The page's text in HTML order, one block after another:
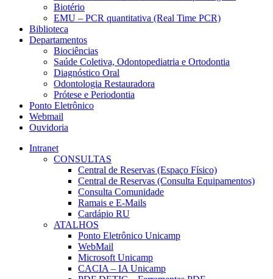
Biotério
EMU – PCR quantitativa (Real Time PCR)
Biblioteca
Departamentos
Biociências
Saúde Coletiva, Odontopediatria e Ortodontia
Diagnóstico Oral
Odontologia Restauradora
Prótese e Periodontia
Ponto Eletrônico
Webmail
Ouvidoria
Intranet
CONSULTAS
Central de Reservas (Espaço Físico)
Central de Reservas (Consulta Equipamentos)
Consulta Comunidade
Ramais e E-Mails
Cardápio RU
ATALHOS
Ponto Eletrônico Unicamp
WebMail
Microsoft Unicamp
CACIA – IA Unicamp